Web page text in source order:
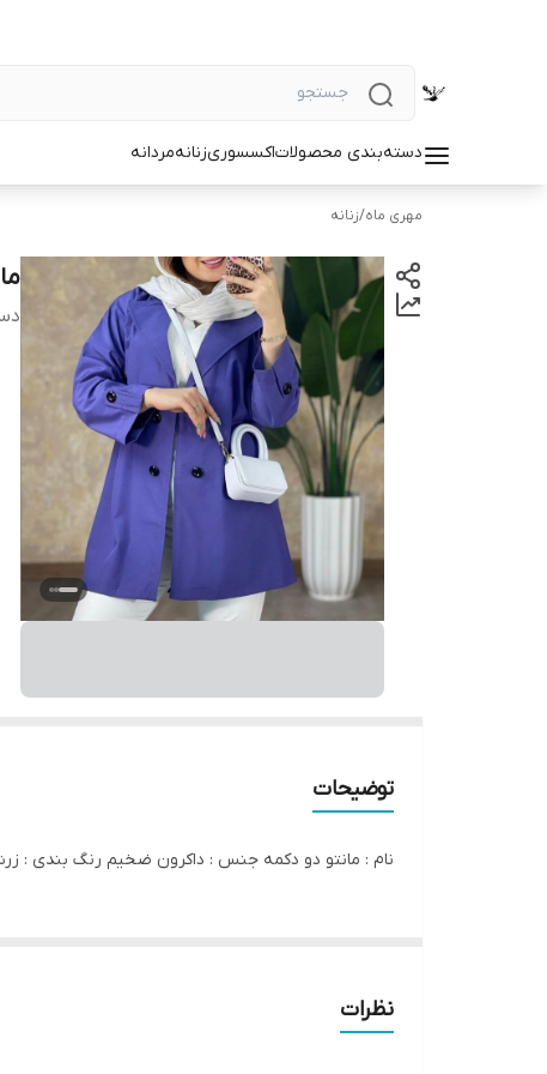
دسته‌بندی محصولاتاکسسوریزنانهمردانه
مهری ماه/زنانه
توضیحات
نام : مانتو دو دکمه جنس : داکرون‌ ضخیم رنگ بندی : زرشکی،ابی قد
نظرات